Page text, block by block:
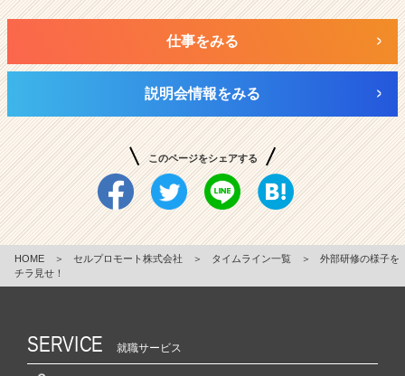
仕事をみる
説明会情報をみる
このページをシェアする
HOME ＞ セルプロモート株式会社 ＞ タイムライン一覧 ＞
外部研修の様子を
チラ見せ！
SERVICE 就職サービス